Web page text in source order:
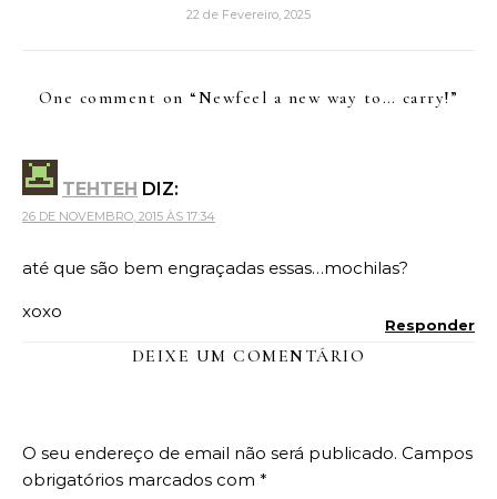
22 de Fevereiro, 2025
One comment on “Newfeel a new way to… carry!”
TEHTEH DIZ:
26 DE NOVEMBRO, 2015 ÀS 17:34
até que são bem engraçadas essas…mochilas?
xoxo
Responder
DEIXE UM COMENTÁRIO
O seu endereço de email não será publicado. Campos
obrigatórios marcados com *